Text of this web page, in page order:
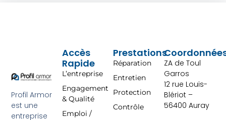
Profil Armor
est une
entreprise
Prestations
Réparation
Entretien
Protection
Contrôle
Accès
Rapide
L’entreprise
Engagement
& Qualité
Emploi /
ZA de Toul
Garros
12 rue Louis-
Blériot –
56400 Auray